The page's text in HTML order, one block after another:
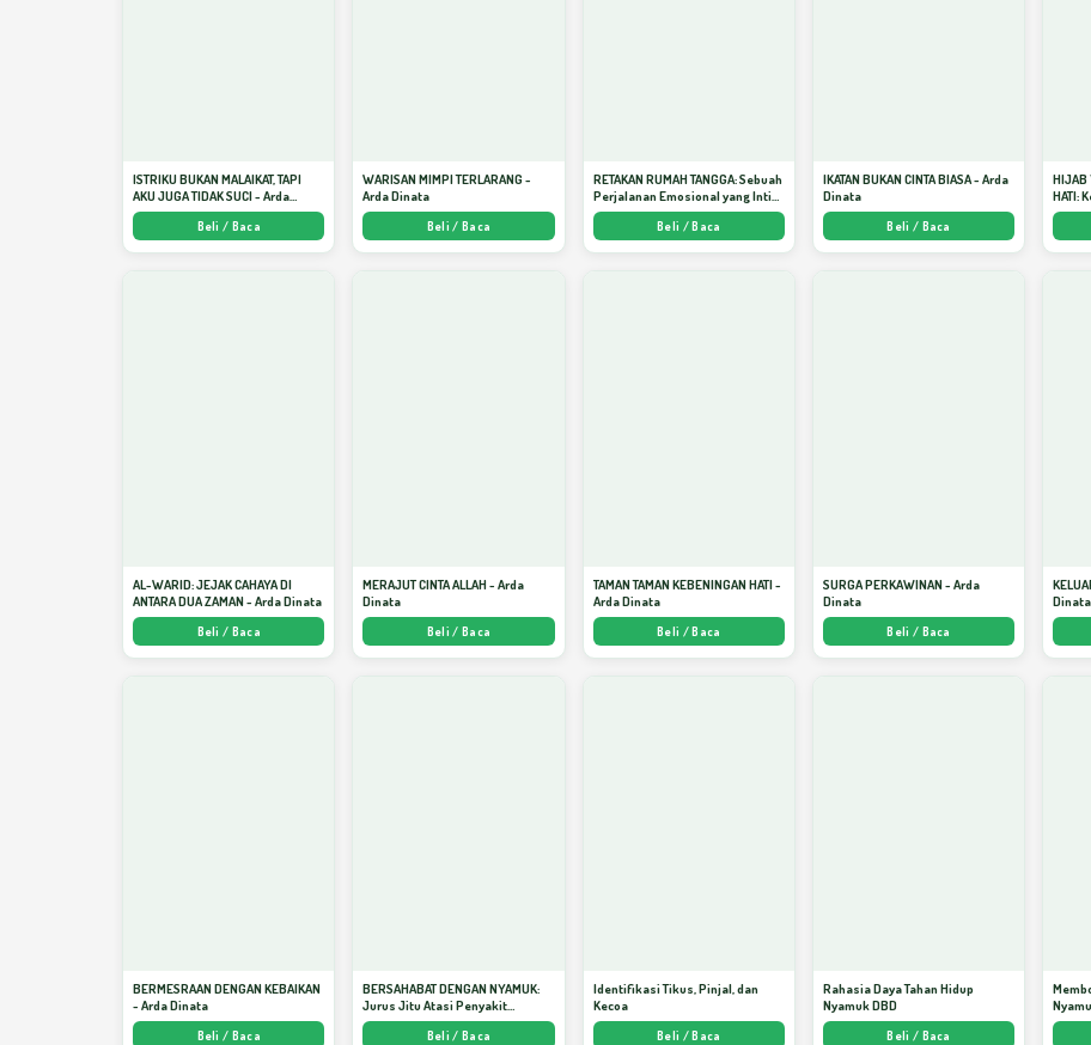
ISTRIKU BUKAN MALAIKAT, TAPI
AKU JUGA TIDAK SUCI - Arda
Dinata
Beli / Baca
WARISAN MIMPI TERLARANG -
Arda Dinata
Beli / Baca
RETAKAN RUMAH TANGGA: Sebuah
Perjalanan Emosional yang Intim
dan Mendalam - Arda Dinata
Beli / Baca
IKATAN BUKAN CINTA BIASA - Arda
Dinata
Beli / Baca
HIJAB
HATI:
AL-WARID: JEJAK CAHAYA DI
ANTARA DUA ZAMAN - Arda Dinata
Beli / Baca
MERAJUT CINTA ALLAH - Arda
Dinata
Beli / Baca
TAMAN TAMAN KEBENINGAN HATI -
Arda Dinata
Beli / Baca
SURGA PERKAWINAN - Arda
Dinata
Beli / Baca
Dinata
BERMESRAAN DENGAN KEBAIKAN
- Arda Dinata
Beli / Baca
BERSAHABAT DENGAN NYAMUK:
Jurus Jitu Atasi Penyakit
Bersumber Nyamuk - Arda Dinata
Beli / Baca
Identifikasi Tikus, Pinjal, dan
Kecoa
Beli / Baca
Rahasia Daya Tahan Hidup
Nyamuk DBD
Beli / Baca